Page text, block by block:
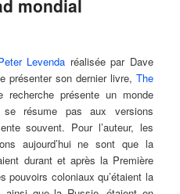
mondial
Levenda réalisée par Dave
présenter son dernier livre, The
présente un monde
se résume pas aux versions
souvent. Pour l’auteur, les
aujourd’hui ne sont que la
durant et après la Première
pouvoirs coloniaux qu’étaient la